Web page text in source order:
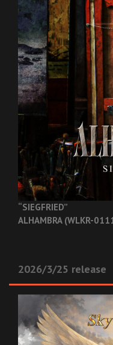
“SIEGFRIED”
ALHAMBRA (WLKR-
2026/3/25 release